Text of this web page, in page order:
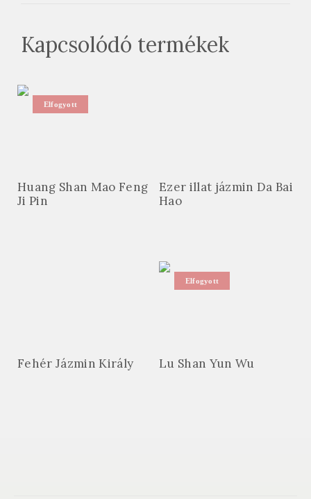
Kapcsolódó termékek
Elfogyott
Huang Shan Mao Feng
Ji Pin
Ezer illat jázmin Da Bai
Hao
Fehér Jázmin Király
Elfogyott
Lu Shan Yun Wu